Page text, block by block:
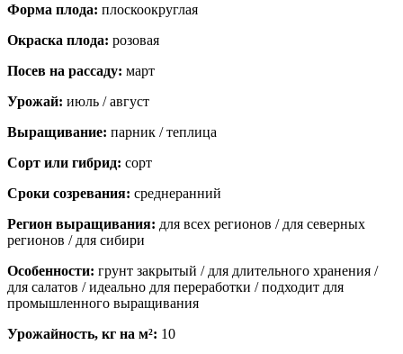
Форма плода: плоскоокруглая
Окраска плода: розовая
Посев на рассаду: март
Урожай: июль / август
Выращивание: парник / теплица
Сорт или гибрид: сорт
Сроки созревания: среднеранний
Регион выращивания: для всех регионов / для северных
регионов / для сибири
Особенности: грунт закрытый / для длительного хранения /
для салатов / идеально для переработки / подходит для
промышленного выращивания
Урожайность, кг на м²: 10